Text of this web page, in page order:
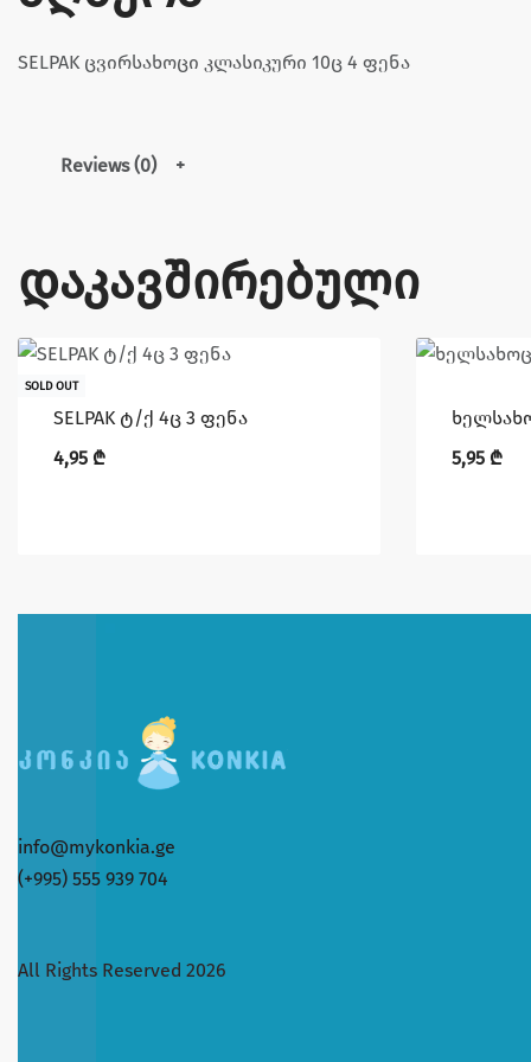
SELPAK ცვირსახოცი კლასიკური 10ც 4 ფენა
Reviews (0)
დაკავშირებული
SOLD OUT
SELPAK ტ/ქ 4ც 3 ფენა
4,95 ₾
5,95 ₾
info@mykonkia.ge
(+995) 555 939 704
All Rights Reserved 2026